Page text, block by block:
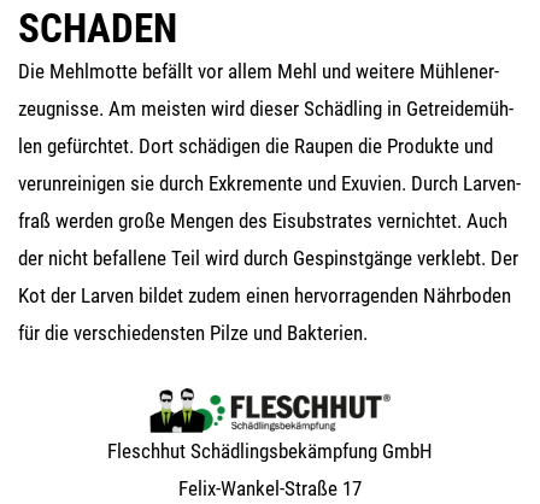
SCHADEN
Die Mehl­mot­te befällt vor allem Mehl und wei­te­re Mühl­en­er­
zeug­nis­se. Am meis­ten wird die­ser Schäd­ling in Getrei­de­müh­
len gefürch­tet. Dort schä­di­gen die Rau­pen die Pro­duk­te und
ver­un­rei­ni­gen sie durch Exkre­men­te und Exu­vi­en. Durch Lar­ven­
fraß wer­den gro­ße Men­gen des Eis­ub­stra­tes ver­nich­tet. Auch
der nicht befal­le­ne Teil wird durch Gespinst­gän­ge ver­klebt. Der
Kot der Lar­ven bil­det zudem einen her­vor­ra­gen­den Nähr­bo­den
für die ver­schie­dens­ten Pil­ze und Bakterien.
Flesch­hut Schäd­lings­be­kämp­fung GmbH
Felix-Wan­kel-Stra­ße 17